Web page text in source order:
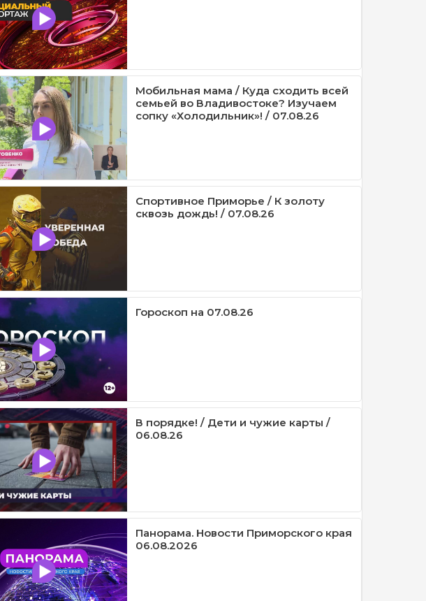
Мобильная мама / Куда сходить всей
семьей во Владивостоке? Изучаем
сопку «Холодильник»! / 07.08.26
Спортивное Приморье / К золоту
сквозь дождь! / 07.08.26
Гороскоп на 07.08.26
В порядке! / Дети и чужие карты /
06.08.26
Панорама. Новости Приморского края
06.08.2026